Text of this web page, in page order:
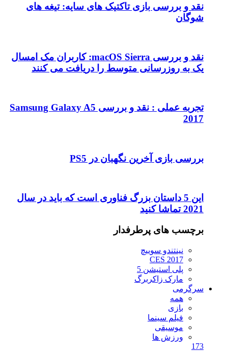
نقد و بررسی بازی تاکتیک های سایه: تیغه های
شوگان
نقد و بررسی macOS Sierra: کاربران مک امسال
یک به روزرسانی متوسط را دریافت می کنند
تجربه عملی : نقد و بررسی Samsung Galaxy A5
2017
بررسی بازی آخرین نگهبان در PS5
این 5 داستان بزرگ فناوری است که باید در سال
2021 تماشا کنید
برچسب های پرطرفدار
نینتندو سوییچ
CES 2017
پلی استیشن 5
مارک زاکربرگ
سرگرمی
همه
بازی
فیلم سینما
موسیقی
ورزش ها
173